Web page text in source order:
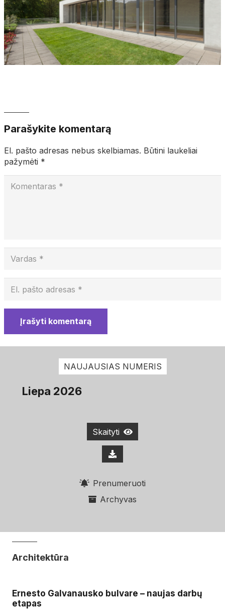
Parašykite komentarą
El. pašto adresas nebus skelbiamas. Būtini laukeliai
pažymėti *
Įrašyti komentarą
NAUJAUSIAS NUMERIS
Liepa 2026
Skaityti
Prenumeruoti
Archyvas
Architektūra
Ernesto Galvanausko bulvare – naujas darbų
etapas